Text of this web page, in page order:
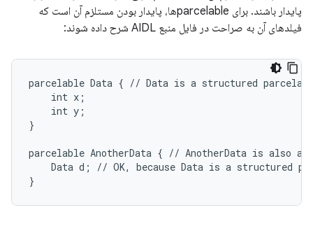
پایدار باشند. برای parcelableها، پایدار بودن مستلزم آن است که
فیلدهای آن به صراحت در فایل منبع AIDL شرح داده شوند:
parcelable Data { // Data is a structured
    int x;
    int y;
}
parcelable AnotherData { // AnotherData is also a
Data d; // OK, because Data is a structured